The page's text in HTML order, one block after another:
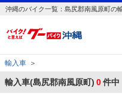
沖縄のバイク一覧：島尻郡南風原町の
輸入車 ＞
輸入車(島尻郡南風原町) 0件